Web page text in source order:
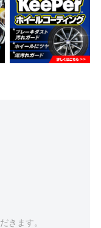
きます。